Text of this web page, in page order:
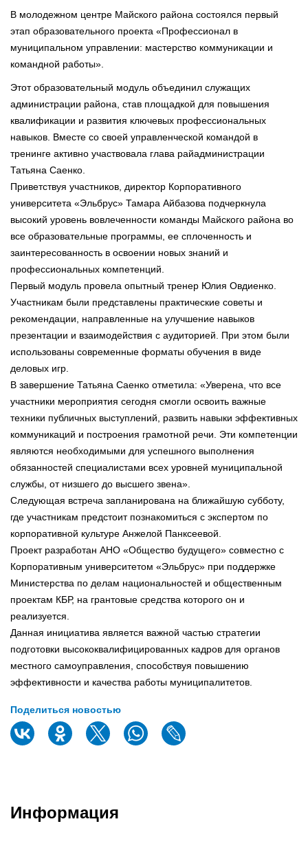
В молодежном центре Майского района состоялся первый
этап образовательного проекта «Профессионал в
муниципальном управлении: мастерство коммуникации и
командной работы».
Этот образовательный модуль объединил служащих
администрации района, став площадкой для повышения
квалификации и развития ключевых профессиональных
навыков. Вместе со своей управленческой командой в
тренинге активно участвовала глава райадминистрации
Татьяна Саенко.
Приветствуя участников, директор Корпоративного
университета «Эльбрус» Тамара Айбазова подчеркнула
высокий уровень вовлеченности команды Майского района во
все образовательные программы, ее сплоченность и
заинтересованность в освоении новых знаний и
профессиональных компетенций.
Первый модуль провела опытный тренер Юлия Овдиенко.
Участникам были представлены практические советы и
рекомендации, направленные на улучшение навыков
презентации и взаимодействия с аудиторией. При этом были
использованы современные форматы обучения в виде
деловых игр.
В завершение Татьяна Саенко отметила: «Уверена, что все
участники мероприятия сегодня смогли освоить важные
техники публичных выступлений, развить навыки эффективных
коммуникаций и построения грамотной речи. Эти компетенции
являются необходимыми для успешного выполнения
обязанностей специалистами всех уровней муниципальной
службы, от низшего до высшего звена».
Следующая встреча запланирована на ближайшую субботу,
где участникам предстоит познакомиться с экспертом по
корпоративной культуре Анжелой Панксеевой.
Проект разработан АНО «Общество будущего» совместно с
Корпоративным университетом «Эльбрус» при поддержке
Министерства по делам национальностей и общественным
проектам КБР, на грантовые средства которого он и
реализуется.
Данная инициатива является важной частью стратегии
подготовки высококвалифицированных кадров для органов
местного самоуправления, способствуя повышению
эффективности и качества работы муниципалитетов.
Поделиться новостью
Информация